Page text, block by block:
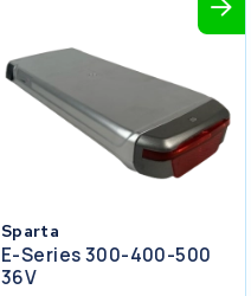
Sparta
E-Series 300-400-500
36V